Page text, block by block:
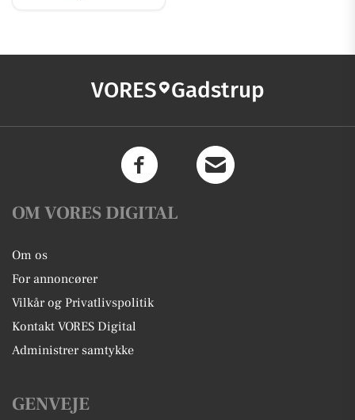
VORES Gadstrup
OM VORES DIGITAL
Om os
For annoncører
Vilkår og Privatlivspolitik
Kontakt VORES Digital
Administrer samtykke
GENVEJE